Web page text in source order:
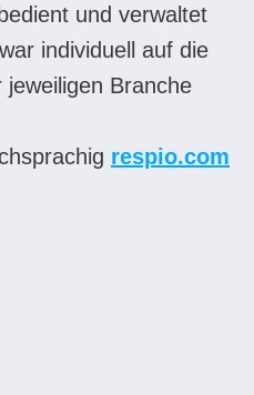
und verwaltet
individuell auf die
Branche
respio.com